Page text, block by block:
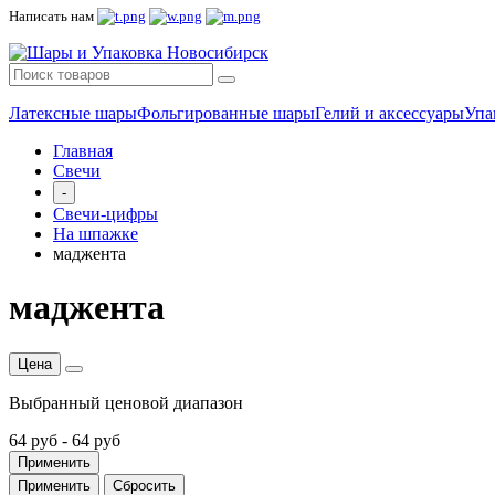
Написать нам
Латексные шарыФольгированные шарыГелий и аксессуары
Главная
Свечи
-
Свечи-цифры
На шпажке
маджента
маджента
Цена
Выбранный ценовой диапазон
64 руб - 64 руб
Применить
Применить
Сбросить